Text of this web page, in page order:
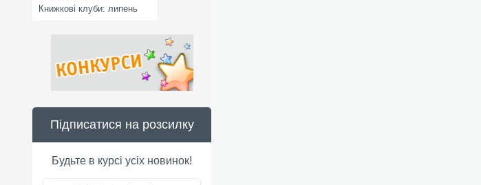
Книжкові клуби: липень
Підписатися на розсилку
Будьте в курсі усіх новинок!